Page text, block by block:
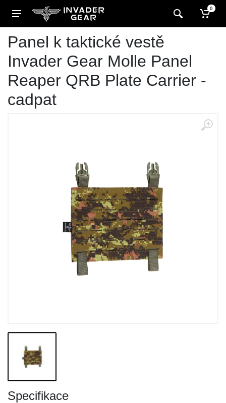
0
Panel k taktické vestě
Invader Gear Molle Panel
Reaper QRB Plate Carrier -
cadpat
Specifikace